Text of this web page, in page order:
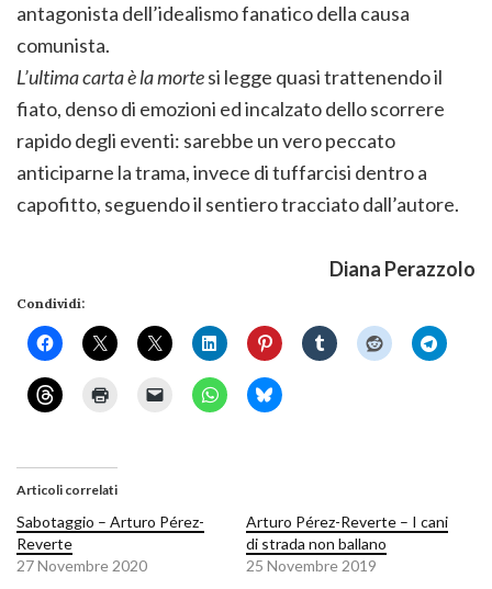
antagonista dell’idealismo fanatico della causa
comunista.
L’ultima carta è la mortesi legge quasi trattenendo il
fiato, denso di emozioni ed incalzato dello scorrere
rapido degli eventi: sarebbe un vero peccato
anticiparne la trama, invece di tuffarcisi dentro a
capofitto, seguendo il sentiero tracciato dall’autore.
Diana Perazzolo
Condividi:
Articoli correlati
Sabotaggio – Arturo Pérez-
Reverte
27 Novembre 2020
Arturo Pérez-Reverte – I cani
di strada non ballano
25 Novembre 2019